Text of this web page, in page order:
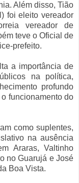
Além disso, Tião
foi eleito vereador
vereador de
teve o Oficial de
prefeito.
a importância de
na política,
profundo
funcionamento do
como suplentes,
na ausência
Araras, Valtinho
no Guarujá e José
Boa Vista.